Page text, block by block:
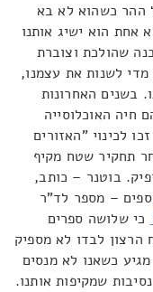
ההר כשהוא לא בא
אחת הוא ישיג אותנו
שהולכת וצוברת
לשנות את עצמנו,
בשנים האחרונות
חיה האוכלוסייה
לכינוי "האזורים
תחקיר שטח מקיף
בוטנר – כותב,
– מספר לד"ר
כי שלושה ספרים
הרצון לבדו לא מספיק
כשאנו לא מנסים
שמקיפות אותנו.